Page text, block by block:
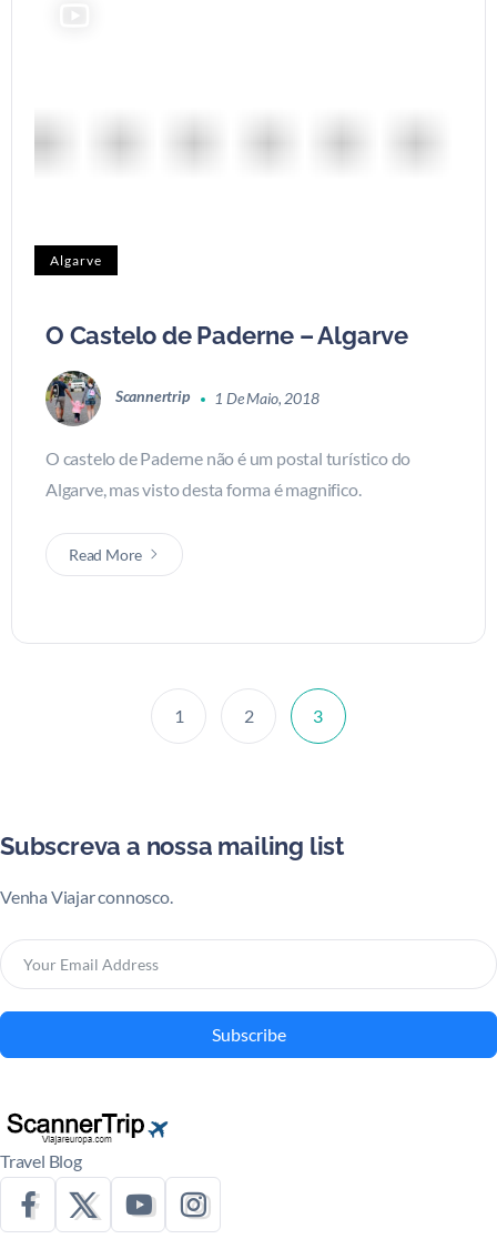
Algarve
O Castelo de Paderne – Algarve
Scannertrip 1 De Maio, 2018
O castelo de Paderne não é um postal turístico do
Algarve, mas visto desta forma é magnifico.
Read More
1 2 3
Subscreva a nossa mailing list
Venha Viajar connosco.
Subscribe
Travel Blog